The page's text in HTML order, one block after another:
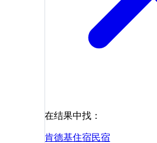
在结果中找：
肯德基住宿民宿